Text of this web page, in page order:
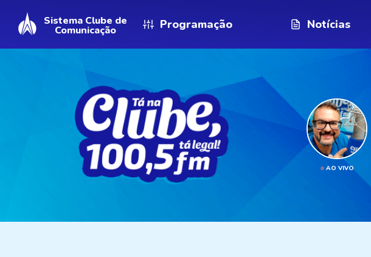
Sistema Clube de
Comunicação Programação Notícias
AO VIVO